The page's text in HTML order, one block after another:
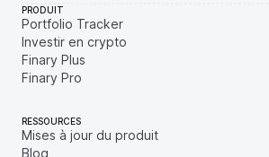
PRODUIT
Portfolio Tracker
Investir en crypto
Finary Plus
Finary Pro
RESSOURCES
Mises à jour du produit
Blog